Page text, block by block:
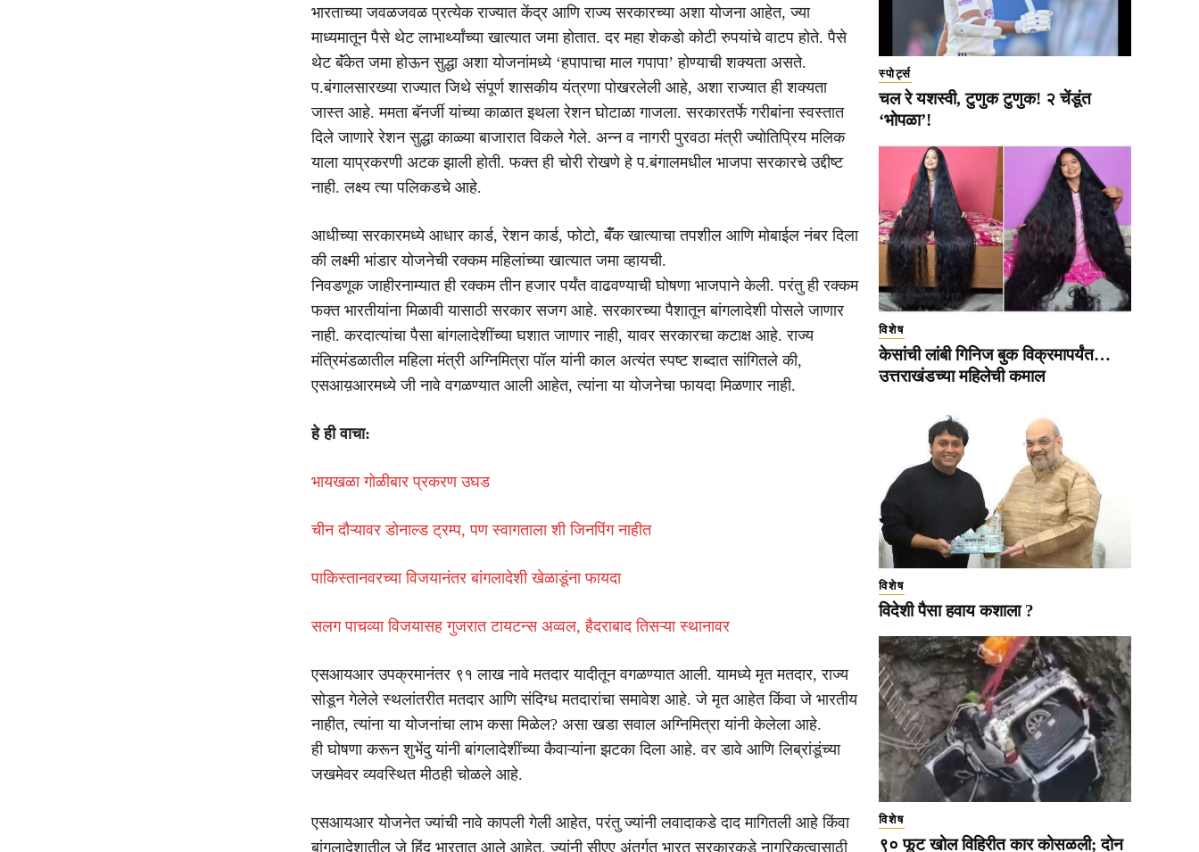
भारताच्या जवळजवळ प्रत्येक राज्यात केंद्र आणि राज्य सरकारच्या अशा योजना आहेत, ज्या
माध्यमातून पैसे थेट लाभार्थ्यांच्या खात्यात जमा होतात. दर महा शेकडो कोटी रुपयांचे वाटप होते. पैसे
थेट बॅंकेत जमा होऊन सुद्धा अशा योजनांमध्ये ‘हपापाचा माल गपापा’ होण्याची शक्यता असते.
प.बंगालसारख्या राज्यात जिथे संपूर्ण शासकीय यंत्रणा पोखरलेली आहे, अशा राज्यात ही शक्यता
जास्त आहे. ममता बॅनर्जी यांच्या काळात इथला रेशन घोटाळा गाजला. सरकारतर्फे गरीबांना स्वस्तात
दिले जाणारे रेशन सुद्धा काळ्या बाजारात विकले गेले. अन्न व नागरी पुरवठा मंत्री ज्योतिप्रिय मलिक
याला याप्रकरणी अटक झाली होती. फक्त ही चोरी रोखणे हे प.बंगालमधील भाजपा सरकारचे उद्दीष्ट
नाही. लक्ष्य त्या पलिकडचे आहे.
आधीच्या सरकारमध्ये आधार कार्ड, रेशन कार्ड, फोटो, बॅँक खात्याचा तपशील आणि मोबाईल नंबर दिला
की लक्ष्मी भांडार योजनेची रक्कम महिलांच्या खात्यात जमा व्हायची.
निवडणूक जाहीरनाम्यात ही रक्कम तीन हजार पर्यंत वाढवण्याची घोषणा भाजपाने केली. परंतु ही रक्कम
फक्त भारतीयांना मिळावी यासाठी सरकार सजग आहे. सरकारच्या पैशातून बांगलादेशी पोसले जाणार
नाही. करदात्यांचा पैसा बांगलादेशींच्या घशात जाणार नाही, यावर सरकारचा कटाक्ष आहे. राज्य
मंत्रिमंडळातील महिला मंत्री अग्निमित्रा पॉल यांनी काल अत्यंत स्पष्ट शब्दात सांगितले की,
एसआय़आरमध्ये जी नावे वगळण्यात आली आहेत, त्यांना या योजनेचा फायदा मिळणार नाही.
हे ही वाचा:
भायखळा गोळीबार प्रकरण उघड
चीन दौऱ्यावर डोनाल्ड ट्रम्प, पण स्वागताला शी जिनपिंग नाहीत
पाकिस्तानवरच्या विजयानंतर बांगलादेशी खेळाडूंना फायदा
सलग पाचव्या विजयासह गुजरात टायटन्स अव्वल, हैदराबाद तिसऱ्या स्थानावर
एसआयआर उपक्रमानंतर ९१ लाख नावे मतदार यादीतून वगळण्यात आली. यामध्ये मृत मतदार, राज्य
सोडून गेलेले स्थलांतरीत मतदार आणि संदिग्ध मतदारांचा समावेश आहे. जे मृत आहेत किंवा जे भारतीय
नाहीत, त्यांना या योजनांचा लाभ कसा मिळेल? असा खडा सवाल अग्निमित्रा यांनी केलेला आहे.
ही घोषणा करून शुभेंदु यांनी बांगलादेशींच्या कैवाऱ्यांना झटका दिला आहे. वर डावे आणि लिब्रांडूंच्या
जखमेवर व्यवस्थित मीठही चोळले आहे.
एसआयआर योजनेत ज्यांची नावे कापली गेली आहेत, परंतु ज्यांनी लवादाकडे दाद मागितली आहे किंवा
बांगलादेशातील जे हिंदू भारतात आले आहेत, ज्यांनी सीएए अंतर्गत भारत सरकारकडे नागरिकत्वासाठी
स्पोर्ट्स
चल रे यशस्वी, टुणुक टुणुक! २ चेंडूंत
‘भोपळा’!
विशेष
केसांची लांबी गिनिज बुक विक्रमापर्यंत…
उत्तराखंडच्या महिलेची कमाल
विशेष
विदेशी पैसा हवाय कशाला ?
विशेष
९० फूट खोल विहिरीत कार कोसळली; दोन